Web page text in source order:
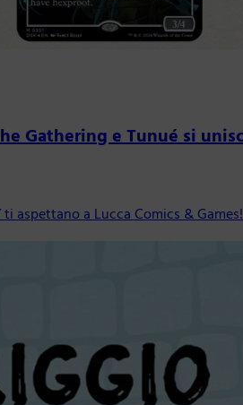
Gathering e Tunué si
ti aspettano a Lucca Comics & Games!